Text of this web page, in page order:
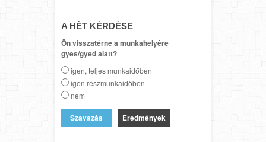
A HÉT KÉRDÉSE
Ön visszatérne a munkahelyére
gyes/gyed alatt?
igen, teljes munkaidőben
igen részmunkaidőben
nem
Eredmények